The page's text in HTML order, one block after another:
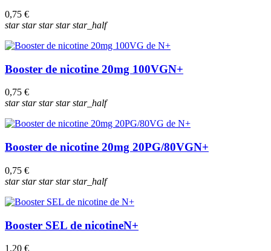
0,75 €
starstarstarstarstar_half
Booster de nicotine 20mg 100VGN+
0,75 €
starstarstarstarstar_half
Booster de nicotine 20mg 20PG/80VGN+
0,75 €
starstarstarstarstar_half
Booster SEL de nicotineN+
1,20 €